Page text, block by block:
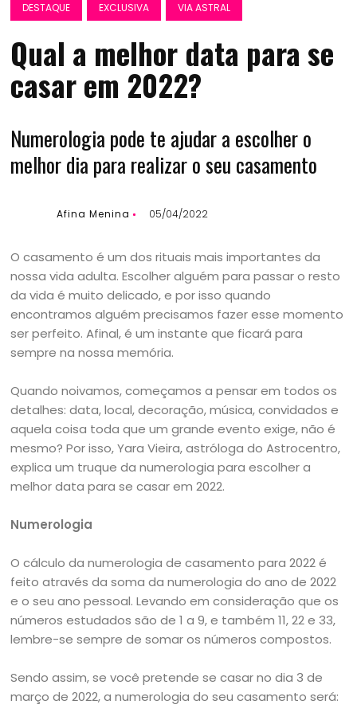
DESTAQUE EXCLUSIVA VIA ASTRAL
Qual a melhor data para se
casar em 2022?
Numerologia pode te ajudar a escolher o
melhor dia para realizar o seu casamento
Afina Menina 05/04/2022
O casamento é um dos rituais mais importantes da
nossa vida adulta. Escolher alguém para passar o resto
da vida é muito delicado, e por isso quando
encontramos alguém precisamos fazer esse momento
ser perfeito. Afinal, é um instante que ficará para
sempre na nossa memória.
Quando noivamos, começamos a pensar em todos os
detalhes: data, local, decoração, música, convidados e
aquela coisa toda que um grande evento exige, não é
mesmo? Por isso, Yara Vieira, astróloga do Astrocentro,
explica um truque da numerologia para escolher a
melhor data para se casar em 2022.
Numerologia
O cálculo da numerologia de casamento para 2022 é
feito através da soma da numerologia do ano de 2022
e o seu ano pessoal. Levando em consideração que os
números estudados são de 1 a 9, e também 11, 22 e 33,
lembre-se sempre de somar os números compostos.
Sendo assim, se você pretende se casar no dia 3 de
março de 2022, a numerologia do seu casamento será: